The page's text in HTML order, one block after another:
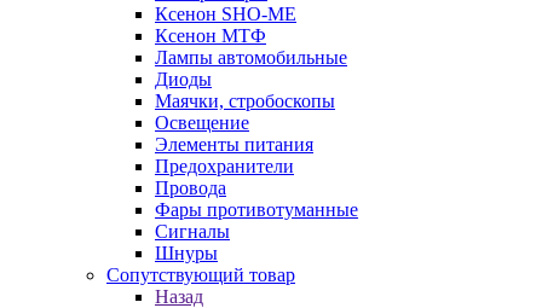
Ксенон SHO-ME
Ксенон МТФ
Лампы автомобильные
Диоды
Маячки, стробоскопы
Освещение
Элементы питания
Предохранители
Провода
Фары противотуманные
Сигналы
Шнуры
Сопутствующий товар
Назад